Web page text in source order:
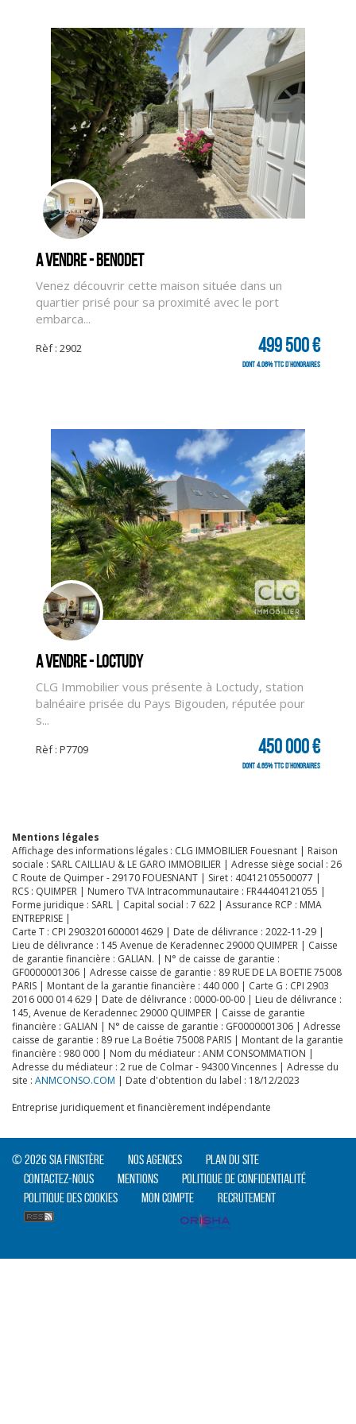
CLIQUER ICI POUR AGRANDIR
A vendre - BENODET
Venez découvrir cette maison située dans un
quartier prisé pour sa proximité avec le port
embarca...
Rèf : 2902 499 500 €
dont 4.06% TTC d'honoraires
A vendre - LOCTUDY
CLG Immobilier vous présente à Loctudy, station
balnéaire prisée du Pays Bigouden, réputée pour
s...
Rèf : P7709 450 000 €
dont 4.65% TTC d'honoraires
Mentions légales
Affichage des informations légales : CLG IMMOBILIER Fouesnant | Raison
sociale : SARL CAILLIAU & LE GARO IMMOBILIER | Adresse siège social : 26
C Route de Quimper - 29170 FOUESNANT | Siret : 40412105500077 |
RCS : QUIMPER | Numero TVA Intracommunautaire : FR44404121055 |
Forme juridique : SARL | Capital social : 7 622 | Assurance RCP : MMA
ENTREPRISE |
Carte T : CPI 29032016000014629 | Date de délivrance : 2022-11-29 |
Lieu de délivrance : 145 Avenue de Keradennec 29000 QUIMPER | Caisse
de garantie financière : GALIAN. | N° de caisse de garantie :
GF0000001306 | Adresse caisse de garantie : 89 RUE DE LA BOETIE 75008
PARIS | Montant de la garantie financière : 440 000 | Carte G : CPI 2903
2016 000 014 629 | Date de délivrance : 0000-00-00 | Lieu de délivrance :
145, Avenue de Keradennec 29000 QUIMPER | Caisse de garantie
financière : GALIAN | N° de caisse de garantie : GF0000001306 | Adresse
caisse de garantie : 89 rue La Boétie 75008 PARIS | Montant de la garantie
financière : 980 000 | Nom du médiateur : ANM CONSOMMATION |
Adresse du médiateur : 2 rue de Colmar - 94300 Vincennes | Adresse du
site : ANMCONSO.COM | Date d'obtention du label : 18/12/2023
Entreprise juridiquement et financièrement indépendante
© 2026 SIA Finistère Nos agences
Plan du site
Contactez-nous
Mentions
Politique de confidentialité
Politique des cookies
Mon compte Recrutement